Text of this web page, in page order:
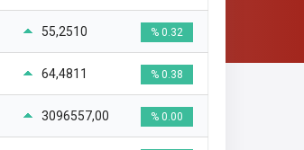
55,2510 % 0.32
64,4811 % 0.38
3096557,00 % 0.00